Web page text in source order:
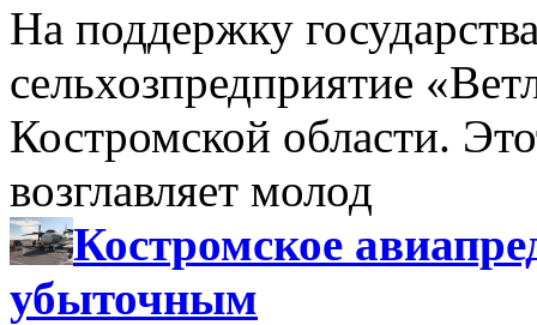
На поддержку
сельхозпредприятие
Костромской области.
возглавляет молод
Костромское
убыточным